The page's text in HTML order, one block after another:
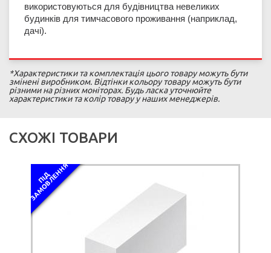
використовуються для будівництва невеликих
будинків для тимчасового проживання (наприклад,
дачі).
*Характеристики та комплектація цього товару можуть бути
змінені виробником. Відтінки кольору товару можуть бути
різними на різних моніторах. Будь ласка уточнюйте
характеристики та колір товару у наших менеджерів.
СХОЖІ ТОВАРИ
П
І
Д
З
А
М
О
В
Л
Е
Н
Н
Я